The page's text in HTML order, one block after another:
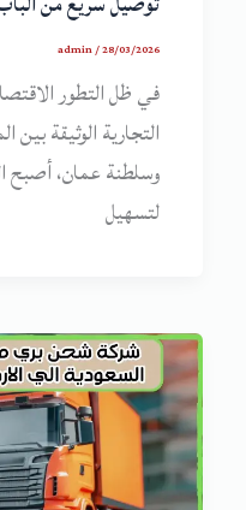
admin/28/03/2026
في ظل التطور
التجارية الوثيقة بين
وسلطنة عمان، أصبح
لتسهيل